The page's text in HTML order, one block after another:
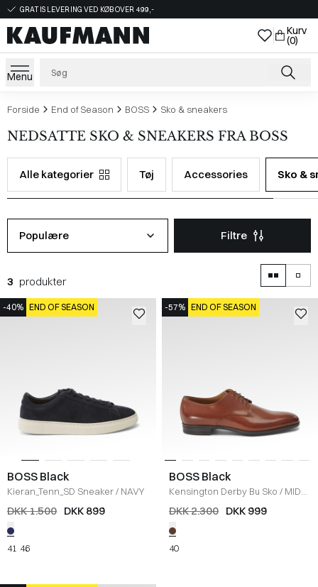
GRATIS LEVERING VED KØB OVER 499,-
Kurv
(0)
Menu
Forside End of Season BOSS Sko & sneakers
NEDSATTE SKO & SNEAKERS FRA BOSS
Alle kategorier Tøj Accessories Sko &
Populære Filtre
3 produkter
-40% END OF SEASON
BOSS Black
Kieran_Tenn_SD Sneaker/ NAVY
DKK 1.500 DKK 899
41 46
-57% END OF SEASON
BOSS Black
Kensington Derby Bu Sko / MID
BROWN
DKK 2.300 DKK 999
40